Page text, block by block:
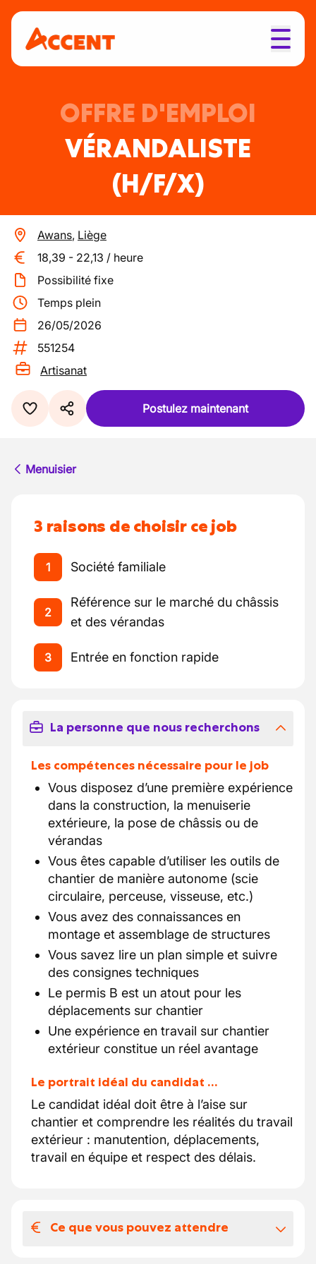
OFFRE D'EMPLOI
VÉRANDALISTE
(H/F/X)
Awans, Liège
18,39 - 22,13 / heure
Possibilité fixe
Temps plein
26/05/2026
551254
Artisanat
Postulez maintenant
Menuisier
3 raisons de choisir ce job
1 Société familiale
2
Référence sur le marché du châssis
et des vérandas
3 Entrée en fonction rapide
La personne que nous recherchons
Les compétences nécessaire pour le job
Vous disposez d’une première expérience
dans la construction, la menuiserie
extérieure, la pose de châssis ou de
vérandas
Vous êtes capable d’utiliser les outils de
chantier de manière autonome (scie
circulaire, perceuse, visseuse, etc.)
Vous avez des connaissances en
montage et assemblage de structures
Vous savez lire un plan simple et suivre
des consignes techniques
Le permis B est un atout pour les
déplacements sur chantier
Une expérience en travail sur chantier
extérieur constitue un réel avantage
Le portrait idéal du candidat …
Le candidat idéal doit être à l’aise sur
chantier et comprendre les réalités du travail
extérieur : manutention, déplacements,
travail en équipe et respect des délais.
Ce que vous pouvez attendre